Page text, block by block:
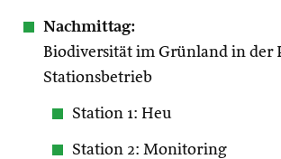
Nachmittag:
Biodiversität im Grünland in der
Stationsbetrieb
Station 1: Heu
Station 2: Monitoring